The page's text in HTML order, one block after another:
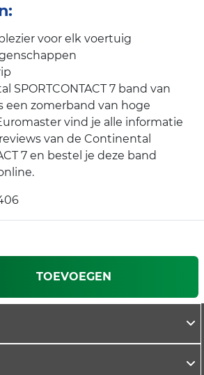
voor elk voertuig
SPORTCONTACT 7 band van
een zomerband van hoge
vind je alle informatie
van de Continental
7 en bestel je deze band
TOEVOEGEN